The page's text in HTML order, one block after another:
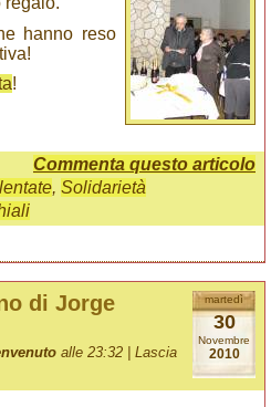
hanno reso
!
Commenta questo articolo
, Solidarietà
martedì
30
Novembre
2010
di Jorge
alle 23:32 | Lascia